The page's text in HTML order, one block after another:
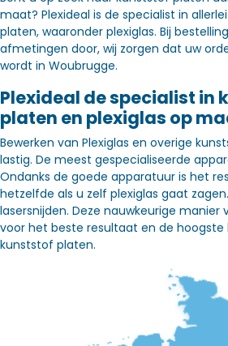
maat? Plexideal is de specialist in
platen, waaronder plexiglas. Bij
afmetingen door, wij zorgen dat uw
wordt in Woubrugge.
Plexideal de specialist in
platen en plexiglas op
Bewerken van Plexiglas en overige
lastig. De meest gespecialiseerde
Ondanks de goede apparatuur is het
hetzelfde als u zelf plexiglas gaat
lasersnijden. Deze nauwkeurige manier
voor het beste resultaat en de hoogste
kunststof platen.